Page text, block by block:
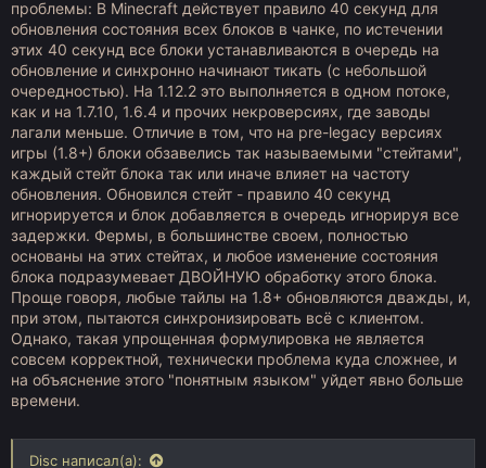
проблемы: В Minecraft действует правило 40 секунд для
обновления состояния всех блоков в чанке, по истечении
этих 40 секунд все блоки устанавливаются в очередь на
обновление и синхронно начинают тикать (с небольшой
очередностью). На 1.12.2 это выполняется в одном потоке,
как и на 1.7.10, 1.6.4 и прочих некроверсиях, где заводы
лагали меньше. Отличие в том, что на pre-legacy версиях
игры (1.8+) блоки обзавелись так называемыми "стейтами",
каждый стейт блока так или иначе влияет на частоту
обновления. Обновился стейт - правило 40 секунд
игнорируется и блок добавляется в очередь игнорируя все
задержки. Фермы, в большинстве своем, полностью
основаны на этих стейтах, и любое изменение состояния
блока подразумевает ДВОЙНУЮ обработку этого блока.
Проще говоря, любые тайлы на 1.8+ обновляются дважды, и,
при этом, пытаются синхронизировать всё с клиентом.
Однако, такая упрощенная формулировка не является
совсем корректной, технически проблема куда сложнее, и
на объяснение этого "понятным языком" уйдет явно больше
времени.
Disc написал(а):